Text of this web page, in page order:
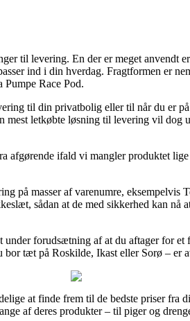
til levering. En der er meget anvendt
ind i din hverdag. Fragtformen er
Race Pod.
til din privatbolig eller til når du er
letkøbte løsning til levering vil dog
afgørende ifald vi mangler produktet
på masser af varenumre, eksempelvis
sådan at de med sikkerhed kan nå
forudsætning af at du aftager for
tæt på Roskilde, Ikast eller Sorø – er
at finde frem til de bedste priser fra
af deres produkter – til piger og